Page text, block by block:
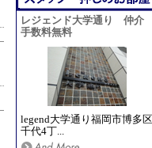
レジェンド大学通り 仲介
手数料無料
legend大学通り福岡市博多区
千代4丁...